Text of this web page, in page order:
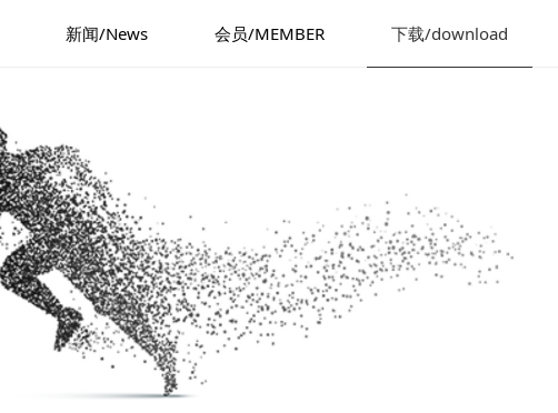
新闻/News 会员/MEMBER 下载/download